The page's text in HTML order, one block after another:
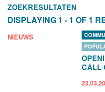
ZOEKRESULTATEN
DISPLAYING 1 - 1 OF 1
NIEUWS
CALL